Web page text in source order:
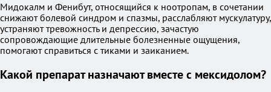
Мидокалм и Фенибут, относящийся к ноотропам, в сочетании
снижают болевой синдром и спазмы, расслабляют мускулатуру,
устраняют тревожность и депрессию, зачастую
сопровождающие длительные болезненные ощущения,
помогают справиться с тиками и заиканием.
Какой препарат назначают вместе с мексидолом?